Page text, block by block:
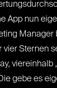
App nun
Manager
vier Sternen
viereinhalb
gebe es